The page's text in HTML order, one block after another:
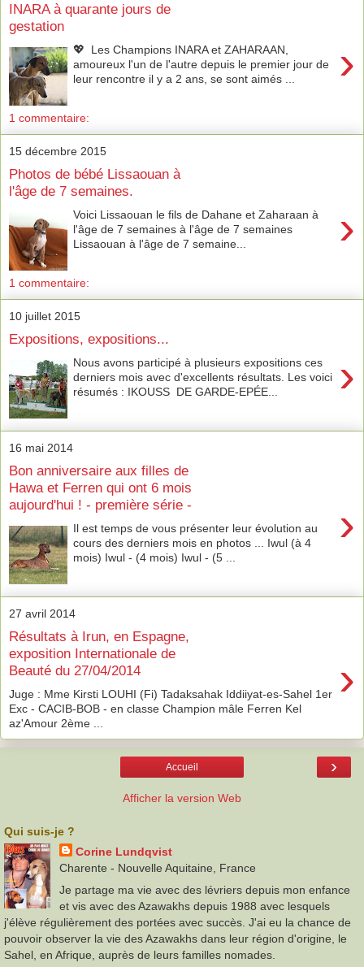
INARA à quarante jours de
gestation
›
💖 Les Champions INARA et ZAHARAAN,
amoureux l'un de l'autre depuis le premier jour de
leur rencontre il y a 2 ans, se sont aimés ...
1 commentaire:
15 décembre 2015
Photos de bébé Lissaouan à
l'âge de 7 semaines.
›
Voici Lissaouan le fils de Dahane et Zaharaan à
l'âge de 7 semaines à l'âge de 7 semaines
Lissaouan à l'âge de 7 semaine...
1 commentaire:
10 juillet 2015
Expositions, expositions...
›
Nous avons participé à plusieurs expositions ces
derniers mois avec d'excellents résultats. Les voici
résumés : IKOUSS DE GARDE-EPÉE...
16 mai 2014
Bon anniversaire aux filles de
Hawa et Ferren qui ont 6 mois
aujourd'hui ! - première série -
›
Il est temps de vous présenter leur évolution au
cours des derniers mois en photos ... Iwul (à 4
mois) Iwul - (4 mois) Iwul - (5 ...
27 avril 2014
Résultats à Irun, en Espagne,
exposition Internationale de
Beauté du 27/04/2014
›
Juge : Mme Kirsti LOUHI (Fi) Tadaksahak Iddiiyat-es-Sahel 1er
Exc - CACIB-BOB - en classe Champion mâle Ferren Kel
az'Amour 2ème ...
›
Accueil
Afficher la version Web
Qui suis-je ?
Corine Lundqvist
Charente - Nouvelle Aquitaine, France
Je partage ma vie avec des lévriers depuis mon enfance
et vis avec des Azawakhs depuis 1988 avec lesquels
j'élève régulièrement des portées avec succès. J'ai eu la chance de
pouvoir observer la vie des Azawakhs dans leur région d'origine, le
Sahel, en Afrique, auprès de leurs familles nomades.